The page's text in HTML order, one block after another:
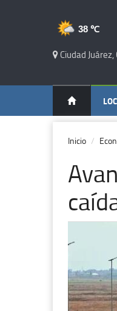
38 ℃
Ciudad
Inicio